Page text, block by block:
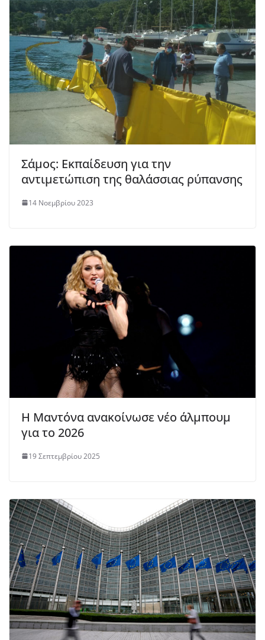
Σάμος: Εκπαίδευση για την
αντιμετώπιση της θαλάσσιας ρύπανσης
14 Νοεμβρίου 2023
Η Μαντόνα ανακοίνωσε νέο άλμπουμ
για το 2026
19 Σεπτεμβρίου 2025